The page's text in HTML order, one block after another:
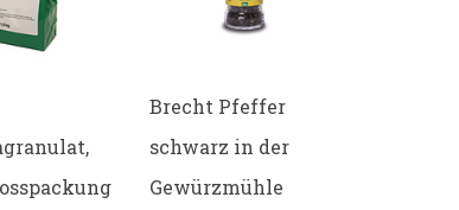
Brecht Pfeffer
schwarz in der
Gewürzmühle